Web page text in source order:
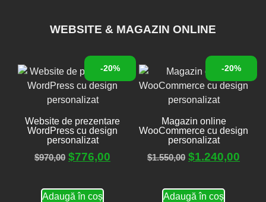
WEBSITE & MAGAZIN ONLINE
-20%
Website de prezentare
WordPress cu design
personalizat
$970,00 $776,00
Adaugă în coș
-20%
Magazin online
WooCommerce cu design
personalizat
$1.550,00 $1.240,00
Adaugă în coș